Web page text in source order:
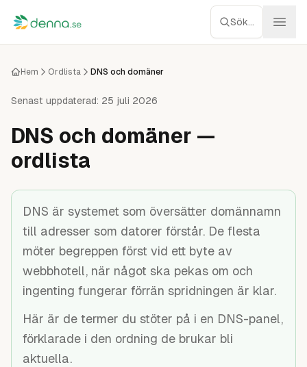
Hoppa till innehåll Sök...
Webbhotell
Managed WP
Servrar
Nätverk
Molnlagring
Recensioner
Verktyg
Guider
Hem Ordlista DNS och domäner
Senast uppdaterad: 25 juli 2026
DNS och domäner —
ordlista
DNS är systemet som översätter domännamn
till adresser som datorer förstår. De flesta
möter begreppen först vid ett byte av
webbhotell, när något ska pekas om och
ingenting fungerar förrän spridningen är klar.
Här är de termer du stöter på i en DNS-panel,
förklarade i den ordning de brukar bli
aktuella.